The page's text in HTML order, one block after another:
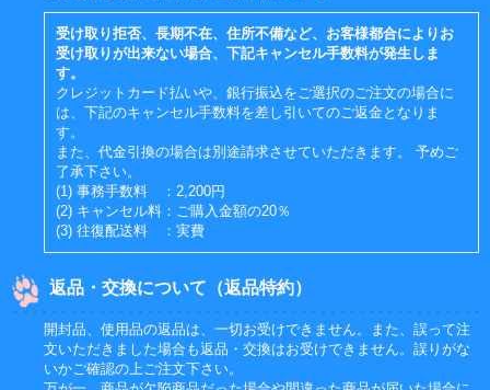
受け取り拒否、長期不在、住所不備など、お客様都合によりお
受け取りが出来ない場合、下記キャンセル手数料が発生しま
す。
クレジットカード払いや、銀行振込をご選択のご注文の場合に
は、下記のキャンセル手数料を差し引いてのご返金となりま
す。
また、代金引換の場合は別途請求させていただきます。 予めご
了承下さい。
(1) 事務手数料 ：2,200円
(2) キャンセル料：ご購入金額の20％
(3) 往復配送料 ：実費
返品・交換について（返品特約）
開封品、使用品の返品は、一切お受けできません。また、誤って注
文いただきました場合も返品・交換はお受けできません。誤りがな
いかご確認の上ご注文下さい。